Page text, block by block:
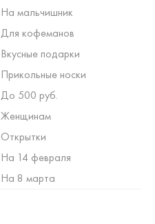
На мальчишник
Для кофеманов
Вкусные подарки
Прикольные носки
До 500 руб.
Женщинам
Открытки
На 14 февраля
На 8 марта